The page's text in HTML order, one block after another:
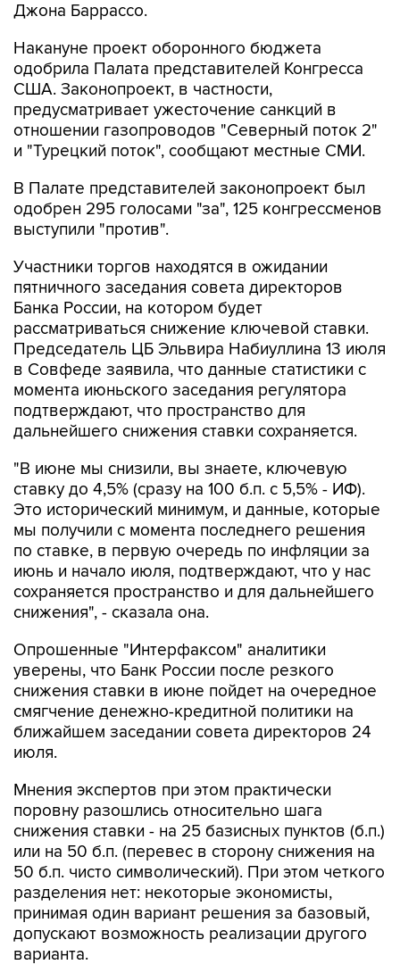
Накануне проект оборонного бюджета
США. Законопроект, в частности,
предусматривает ужесточение санкций в
отношении газопроводов "Северный поток 2"
и "Турецкий поток", сообщают местные СМИ.
В Палате представителей законопроект был
выступили "против".
Участники торгов находятся в ожидании
Банка России, на котором будет
рассматриваться снижение ключевой ставки.
Председатель ЦБ Эльвира Набиуллина 13 июля
в Совфеде заявила, что данные статистики с
момента июньского заседания регулятора
подтверждают, что пространство для
дальнейшего снижения ставки сохраняется.
"В июне мы снизили, вы знаете, ключевую
Это исторический минимум, и данные, которые
мы получили с момента последнего решения
по ставке, в первую очередь по инфляции за
июнь и начало июля, подтверждают, что у нас
сохраняется пространство и для дальнейшего
снижения", - сказала она.
Опрошенные "Интерфаксом" аналитики
снижения ставки в июне пойдет на очередное
смягчение денежно-кредитной политики на
ближайшем заседании совета директоров 24
июля.
Мнения экспертов при этом практически
снижения ставки - на 25 базисных пунктов (б.п.)
или на 50 б.п. (перевес в сторону снижения на
50 б.п. чисто символический). При этом четкого
разделения нет: некоторые экономисты,
принимая один вариант решения за базовый,
допускают возможность реализации другого
варианта.
Инфляция в России с 14 по 20 июля